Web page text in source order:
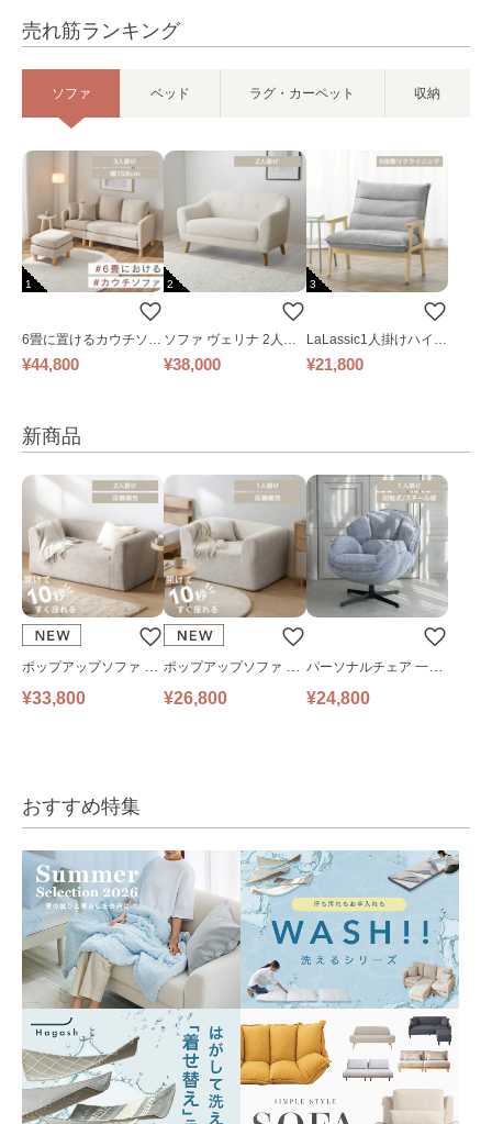
売れ筋ランキング
ソファ ベッド ラグ・カーペット 収納
1
6畳に置けるカウチソフ
ァ｜ベージュ
¥44,800
2
ソファ ヴェリナ 2人掛
け
¥38,000
3
LaLassic1人掛けハイバ
ックソファ ワイド
¥21,800
新商品
ポップアップソファ ソ
ファ フロアソファ 幅14
¥33,800
ポップアップソファ ソ
ファ フロアソファ 幅10
¥26,800
パーソナルチェア 一人
掛けソファ O’HANA ソ
¥24,800
おすすめ特集